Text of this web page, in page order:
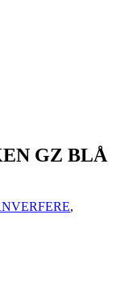
GZ BLÅ
,